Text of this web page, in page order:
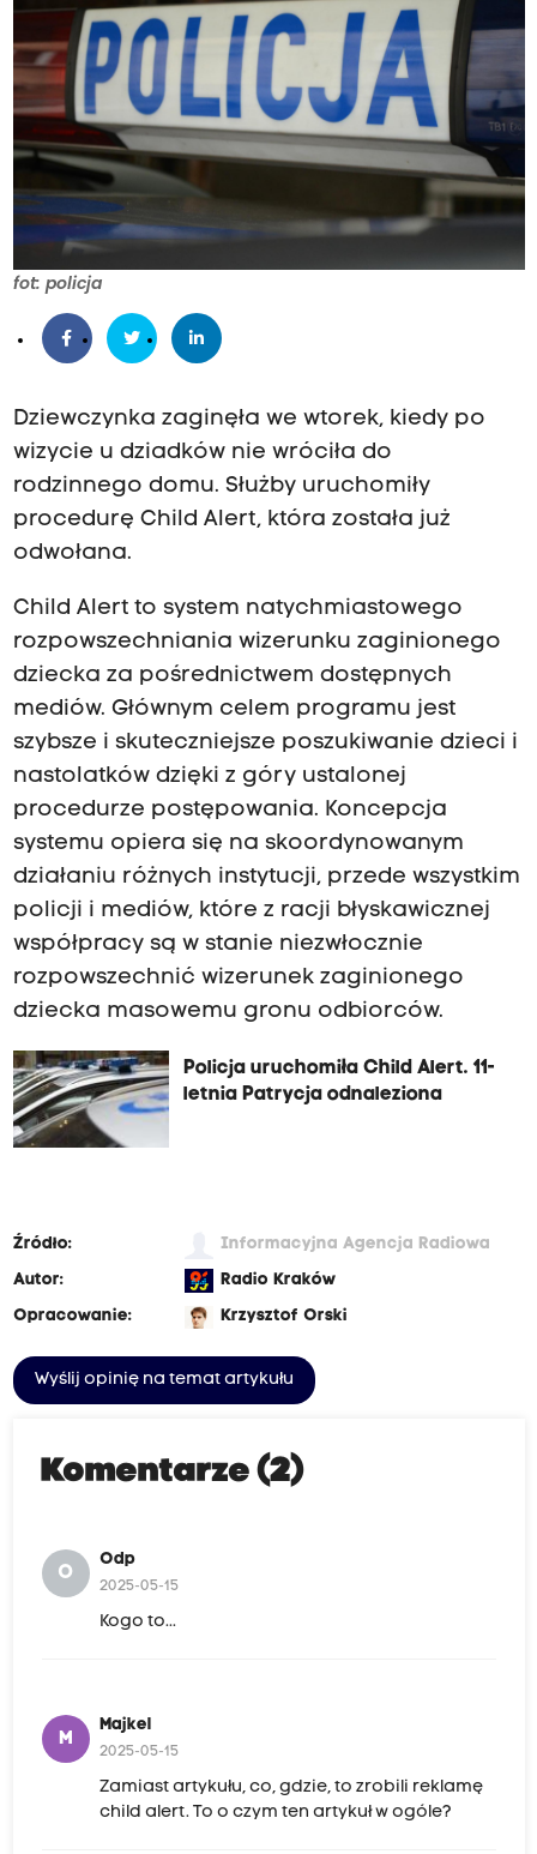
fot: policja
Dziewczynka zaginęła we wtorek, kiedy po
wizycie u dziadków nie wróciła do
rodzinnego domu. Służby uruchomiły
procedurę Child Alert, która została już
odwołana.
Child Alert to system natychmiastowego
rozpowszechniania wizerunku zaginionego
dziecka za pośrednictwem dostępnych
mediów. Głównym celem programu jest
szybsze i skuteczniejsze poszukiwanie dzieci i
nastolatków dzięki z góry ustalonej
procedurze postępowania. Koncepcja
systemu opiera się na skoordynowanym
działaniu różnych instytucji, przede wszystkim
policji i mediów, które z racji błyskawicznej
współpracy są w stanie niezwłocznie
rozpowszechnić wizerunek zaginionego
dziecka masowemu gronu odbiorców.
Policja uruchomiła Child Alert. 11-
letnia Patrycja odnaleziona
Źródło:
Informacyjna Agencja Radiowa
Autor:
Radio Kraków
Opracowanie:
Krzysztof Orski
Wyślij opinię na temat artykułu
Komentarze (2)
O
Odp
2025-05-15
Kogo to...
M
Majkel
2025-05-15
Zamiast artykułu, co, gdzie, to zrobili reklamę
child alert. To o czym ten artykuł w ogóle?